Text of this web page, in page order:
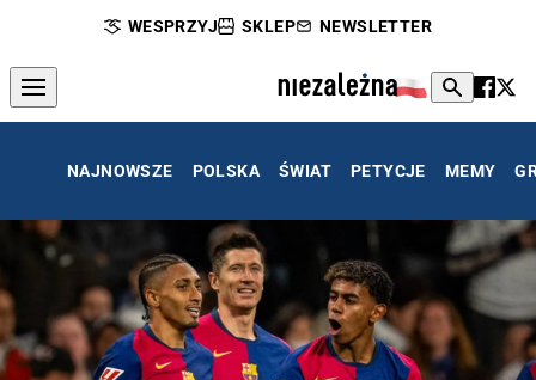
WESPRZYJ SKLEP NEWSLETTER
NAJNOWSZE POLSKA ŚWIAT PETYCJE MEMY